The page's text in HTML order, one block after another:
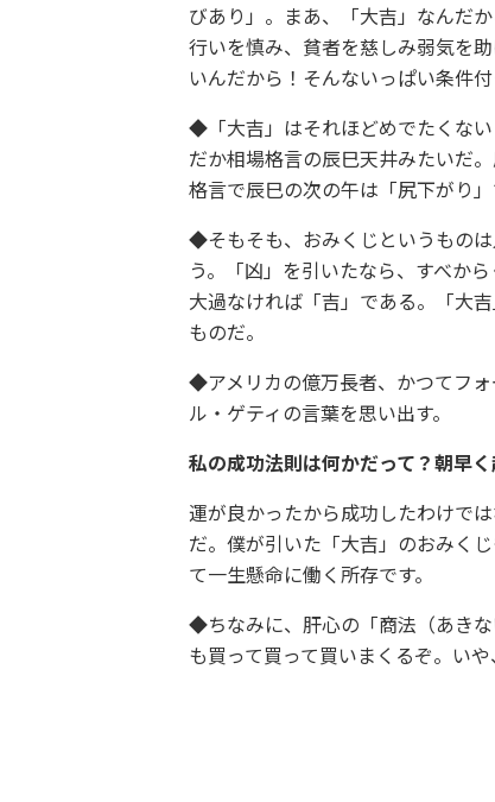
びあり」。まあ、「大吉」なんだ
行いを慎み、貧者を慈しみ弱気を
いんだから！そんないっぱい条件
◆「大吉」はそれほどめでたくな
だか相場格言の辰巳天井みたいだ
格言で辰巳の次の午は「尻下がり」
◆そもそも、おみくじというもの
う。「凶」を引いたなら、すべか
大過なければ「吉」である。「大
ものだ。
◆アメリカの億万長者、かつてフ
ル・ゲティの言葉を思い出す。
私の成功法則は何かだって？朝早
運が良かったから成功したわけで
だ。僕が引いた「大吉」のおみく
て一生懸命に働く所存です。
◆ちなみに、肝心の「商法（あき
も買って買って買いまくるぞ。い